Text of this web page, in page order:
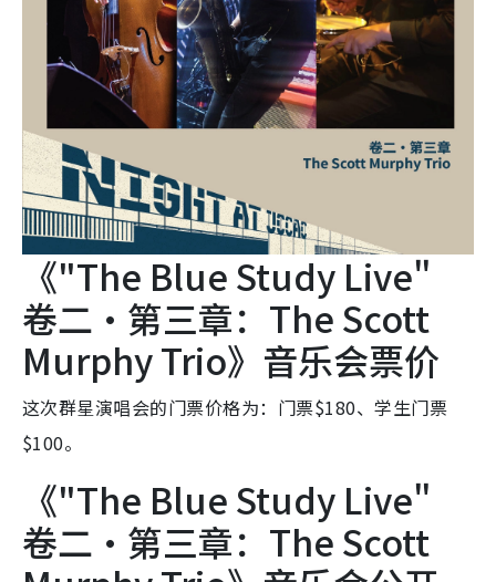
《"The Blue Study Live"
卷二・第三章：The Scott
Murphy Trio》音乐会票价
这次群星演唱会的门票价格为：门票$180、学生门票
$100。
《"The Blue Study Live"
卷二・第三章：The Scott